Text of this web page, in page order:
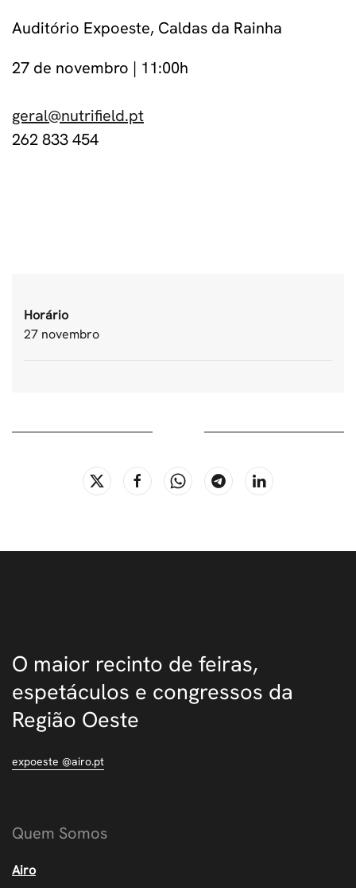
Auditório Expoeste, Caldas da Rainha
27 de novembro | 11:00h
geral@nutrifield.pt
262 833 454
Horário
27 novembro
O maior recinto de feiras,
espetáculos e congressos da
Região Oeste
expoeste @airo.pt
Quem Somos
Airo